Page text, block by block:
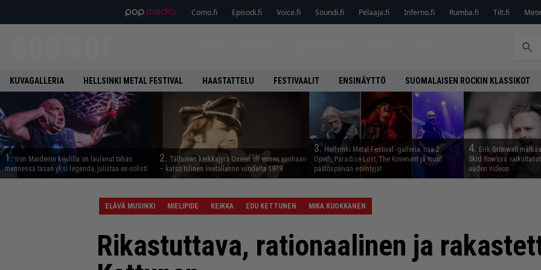
Como.fi Episodi.fi Voice.fi Soundi.fi Pelaaja.fi Inferno.fi Rumba.fi Tilt.fi
KUVAGALLERIA HELLSINKI METAL FESTIVAL HAASTATTELU FESTIVAALIT ENSINÄYTTÖ SUOMALAISEN ROCKIN KLASSIKOT
1. Iron Maidenin keulilla on laulanut tähän
mennessä tasan yksi legenda, julistaa ex-solisti
2. Tällainen keikkajyrä Queen oli ennen vanhaan
– katso tulinen livetallenne vuodelta 1979
3. Hellsinki Metal Festival -galleria, osa 2:
Opeth, Paradise Lost, The Kovenant ja muut
päätöspäivän esiintyjät
4. Erik Grönwall
Skid Row’ssa
uuden videon
ELÄVÄ MUSIIKKI MIELIPIDE KEIKKA EDU KETTUNEN MIKA KUOKKANEN
Rikastuttava, rationaalinen ja